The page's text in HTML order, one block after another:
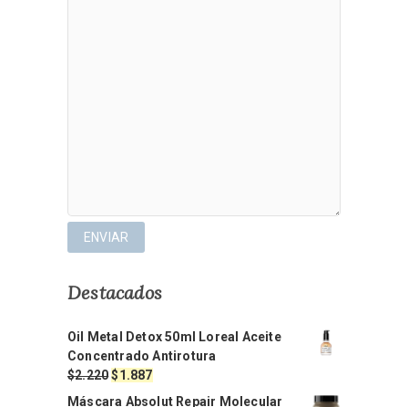
Destacados
Oil Metal Detox 50ml Loreal Aceite
Concentrado Antirotura
$2.220El
precio
$1.887El
precio
Máscara Absolut Repair Molecular